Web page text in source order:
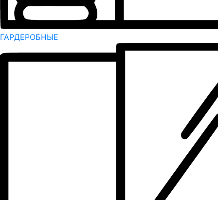
ГАРДЕРОБНЫЕ